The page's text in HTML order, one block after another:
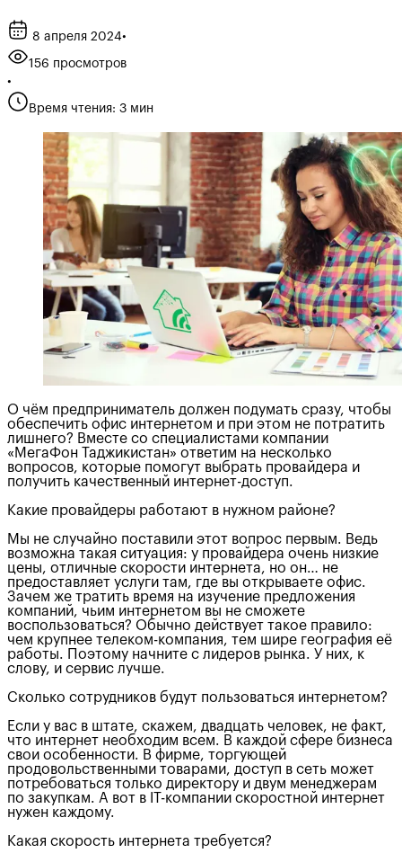
8 апреля 2024•
156 просмотров
•
Время чтения: 3 мин
О чём предприниматель должен подумать сразу, чтобы
обеспечить офис интернетом и при этом не потратить
лишнего? Вместе со специалистами компании
«МегаФон Таджикистан» ответим на несколько
вопросов, которые помогут выбрать провайдера и
получить качественный интернет-доступ.
Какие провайдеры работают в нужном районе?
Мы не случайно поставили этот вопрос первым. Ведь
возможна такая ситуация: у провайдера очень низкие
цены, отличные скорости интернета, но он… не
предоставляет услуги там, где вы открываете офис.
Зачем же тратить время на изучение предложения
компаний, чьим интернетом вы не сможете
воспользоваться? Обычно действует такое правило:
чем крупнее телеком-компания, тем шире география её
работы. Поэтому начните с лидеров рынка. У них, к
слову, и сервис лучше.
Сколько сотрудников будут пользоваться интернетом?
Если у вас в штате, скажем, двадцать человек, не факт,
что интернет необходим всем. В каждой сфере бизнеса
свои особенности. В фирме, торгующей
продовольственными товарами, доступ в сеть может
потребоваться только директору и двум менеджерам
по закупкам. А вот в IT-компании скоростной интернет
нужен каждому.
Какая скорость интернета требуется?